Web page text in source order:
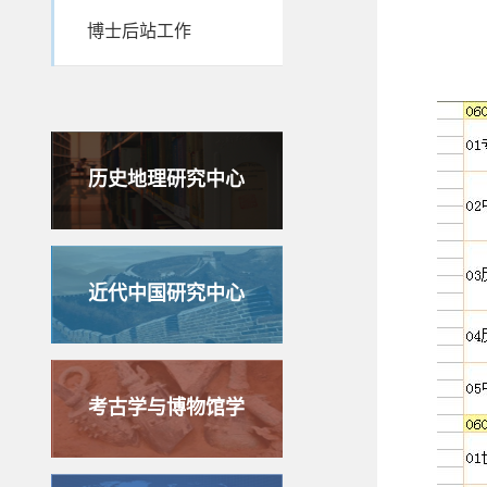
博士后站工作
历史地理研究中心
近代中国研究中心
考古学与博物馆学